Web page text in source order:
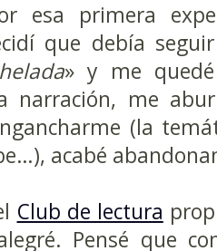
esa primera
que debía
» y me
narración, me
(la
acabé
Club de lectura
Pensé que